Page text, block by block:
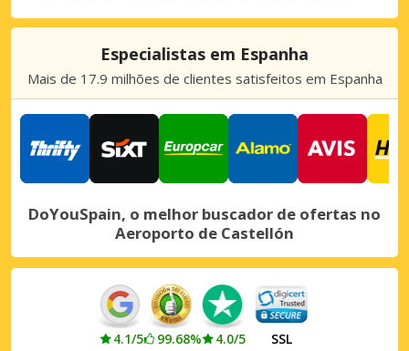
Especialistas em Espanha
Mais de 17.9 milhões de clientes satisfeitos em Espanha
DoYouSpain, o melhor buscador de ofertas no
Aeroporto de Castellón
4.1/5 99.68% 4.0/5 SSL